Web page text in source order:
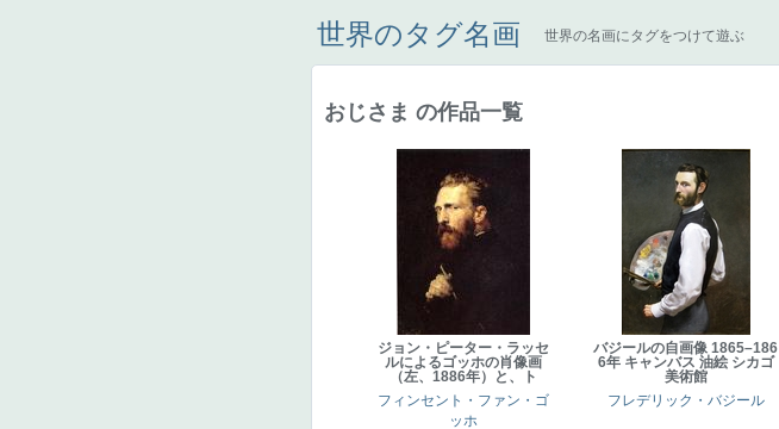
世界のタグ名画 世界の名画にタグをつけて遊ぶ
おじさま の作品一覧
ジョン・ピーター・ラッセ
ルによるゴッホの肖像画
（左、1886年）と、ト
フィンセント・ファン・ゴ
ッホ
バジールの自画像 1865–186
6年 キャンバス 油絵 シカゴ
美術館
フレデリック・バジール